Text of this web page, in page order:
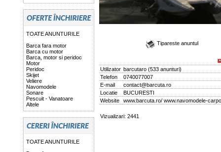
TOATE ANUNTURILE
Barca fara motor
Barca cu motor
Barca, motor si peridoc
Motor
Peridoc
Skijet
Veliere
Navomodele
Sonare
Pescuit - Vanatoare
Altele
TOATE ANUNTURILE
Tipareste anuntul
Utilizator barcutaro(533 anunturi)
Telefon
0740077007
E-mail
contact@barcuta.ro
Locatie
BUCURESTI
Website
www.barcuta.ro/ www.navomodele-
Vizualizari: 2441